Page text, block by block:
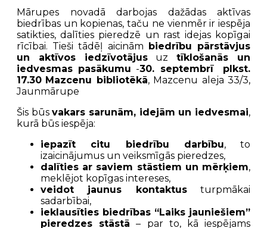
Mārupes novadā darbojas dažādas aktīvas
biedrības un kopienas, taču ne vienmēr ir iespēja
satikties, dalīties pieredzē un rast idejas kopīgai
rīcībai. Tieši tādēļ aicinām biedrību pārstāvjus
un aktīvos iedzīvotājusuztīklošanās un
iedvesmas pasākumu -30. septembrī
plkst.
17.30 Mazcenu bibliotēkā, Mazcenu aleja 33/3,
Jaunmārupe
Šis būsvakars sarunām, idejām un iedvesmai,
kurā būs iespēja:
iepazīt citu biedrību darbību, to
izaicinājumus un veiksmīgās pieredzes,
dalīties ar saviem stāstiem un mērķiem,
meklējot kopīgas intereses,
veidot jaunus kontaktusturpmākai
sadarbībai,
ieklausīties biedrības “Laiks jauniešiem”
pieredzes stāstā – par to, kā iespējams